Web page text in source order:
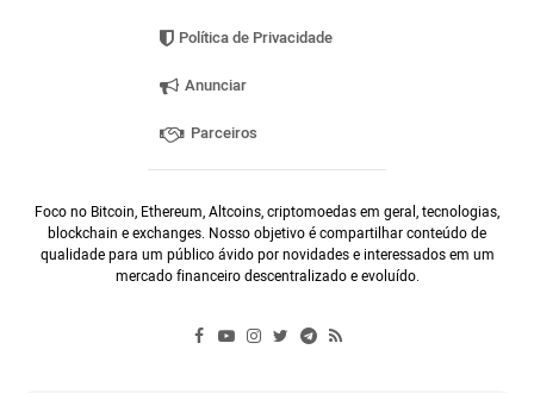
Política de Privacidade
Anunciar
Parceiros
Foco no Bitcoin, Ethereum, Altcoins, criptomoedas em geral, tecnologias,
blockchain e exchanges. Nosso objetivo é compartilhar conteúdo de
qualidade para um público ávido por novidades e interessados em um
mercado financeiro descentralizado e evoluído.